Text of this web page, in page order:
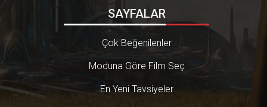
SAYFALAR
Çok Beğenilenler
Moduna Göre Film Seç
En Yeni Tavsiyeler